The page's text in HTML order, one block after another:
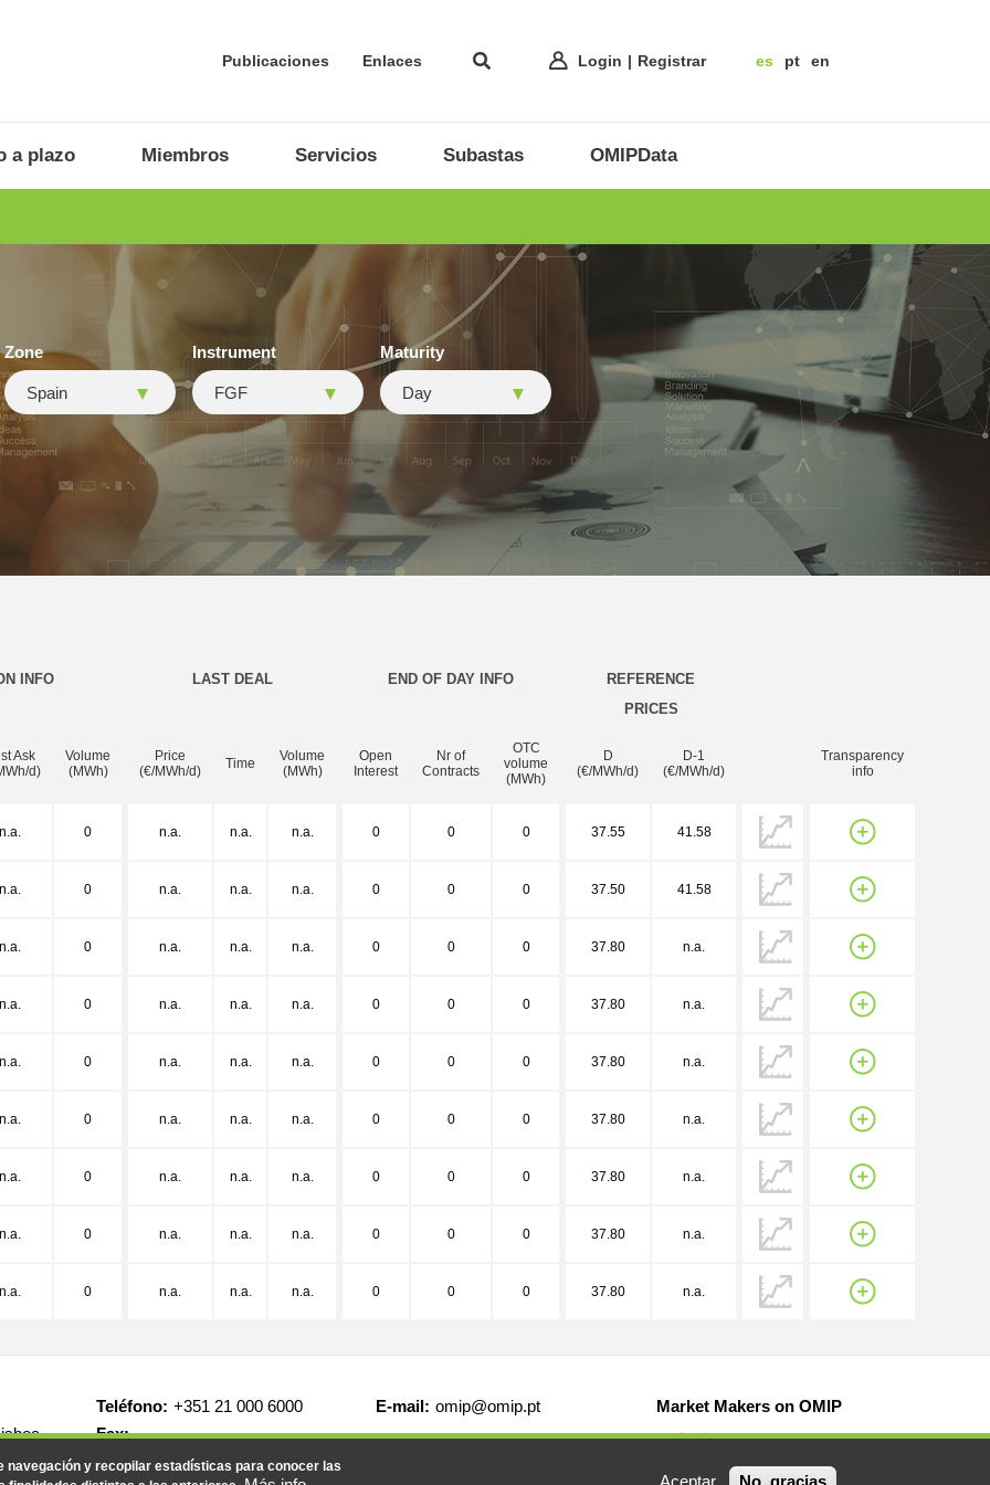
Publicaciones Enlaces Login Registrar es pt en
a plazo Miembros Servicios Subastas OMIPData
Zone
Spain
Instrument
FGF
Maturity
Day
INFO LAST DEAL END OF DAY INFO
REFERENCE
PRICES
Ask
d)
Volume
(MWh)
Price
(€/MWh/d)
Time
Volume
(MWh)
Open
Interest
Nr of
Contracts
OTC
volume
(MWh)
D
(€/MWh/d)
D-1
(€/MWh/d)
Transparency
info
n.a. 0 n.a. n.a. n.a. 0 0 0 37.55 41.58
n.a. 0 n.a. n.a. n.a. 0 0 0 37.50 41.58
n.a. 0 n.a. n.a. n.a. 0 0 0 37.80 n.a.
n.a. 0 n.a. n.a. n.a. 0 0 0 37.80 n.a.
n.a. 0 n.a. n.a. n.a. 0 0 0 37.80 n.a.
n.a. 0 n.a. n.a. n.a. 0 0 0 37.80 n.a.
n.a. 0 n.a. n.a. n.a. 0 0 0 37.80 n.a.
n.a. 0 n.a. n.a. n.a. 0 0 0 37.80 n.a.
n.a. 0 n.a. n.a. n.a. 0 0 0 37.80 n.a.
Teléfono: +351 21 000 6000
Fax: .
E-mail: omip@omip.pt Market Makers on OMIP
y recopilar estadísticas para conocer las
Aceptar No, gracias